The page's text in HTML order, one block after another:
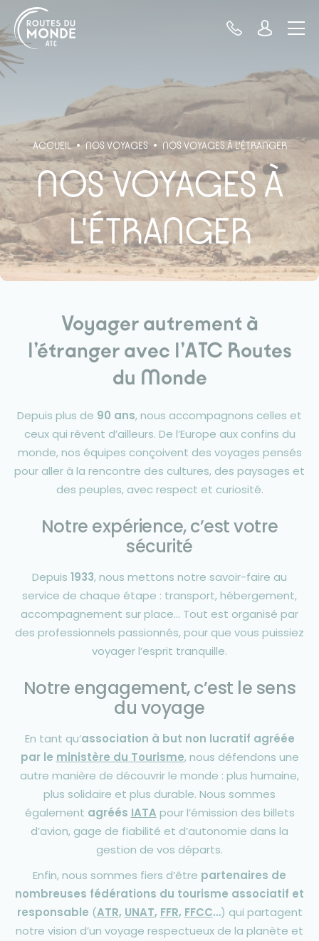
ACCUEIL NOS VOYAGES NOS VOYAGES À L'ÉTRANGER
NOS VOYAGES À
L'ÉTRANGER
Voyager autrement à
l’étranger avec l’ATC Routes
du Monde
Depuis plus de 90 ans, nous accompagnons celles et
ceux qui rêvent d’ailleurs. De l’Europe aux confins du
monde, nos équipes conçoivent des voyages pensés
pour aller à la rencontre des cultures, des paysages et
des peuples, avec respect et curiosité.
Notre expérience, c’est votre
sécurité
Depuis 1933, nous mettons notre savoir-faire au
service de chaque étape : transport, hébergement,
accompagnement sur place… Tout est organisé par
des professionnels passionnés, pour que vous puissiez
voyager l’esprit tranquille.
Notre engagement, c’est le sens
du voyage
En tant qu’association à but non lucratif agréée
par le ministère du Tourisme, nous défendons une
autre manière de découvrir le monde : plus humaine,
plus solidaire et plus durable. Nous sommes
également agréés IATA pour l’émission des billets
d’avion, gage de fiabilité et d’autonomie dans la
gestion de vos départs.
Enfin, nous sommes fiers d’être partenaires de
nombreuses fédérations du tourisme associatif et
responsable (ATR, UNAT, FFR, FFCC…) qui partagent
notre vision d’un voyage respectueux de la planète et
Panneau de gestion des cookies